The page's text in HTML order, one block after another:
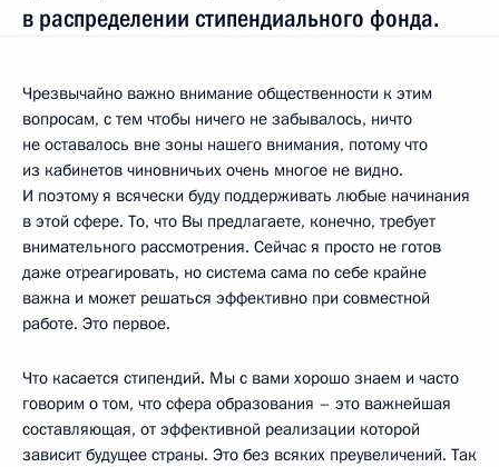
в распределении стипендиального фонда.
Чрезвычайно важно внимание общественности к этим
вопросам, с тем чтобы ничего не забывалось, ничто
не оставалось вне зоны нашего внимания, потому что
из кабинетов чиновничьих очень многое не видно.
И поэтому я всячески буду поддерживать любые начинания
в этой сфере. То, что Вы предлагаете, конечно, требует
внимательного рассмотрения. Сейчас я просто не готов
даже отреагировать, но система сама по себе крайне
важна и может решаться эффективно при совместной
работе. Это первое.
Что касается стипендий. Мы с вами хорошо знаем и часто
говорим о том, что сфера образования – это важнейшая
составляющая, от эффективной реализации которой
зависит будущее страны. Это без всяких преувеличений. Так